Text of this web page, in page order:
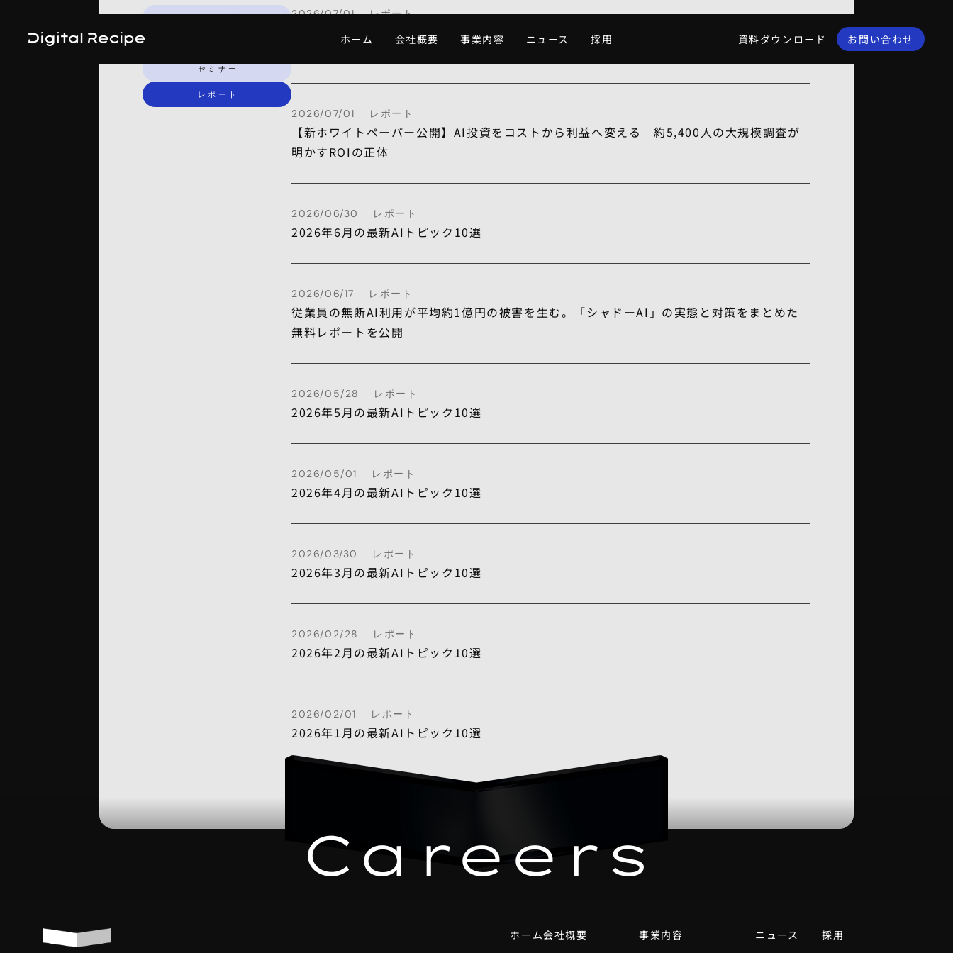
ホーム 会社概要 事業内容 ニュース 採用 資料ダウンロード お問い合わせ
全ての記事
セミナー
レポート
2026/07/01 レポート
【新ホワイトペーパー公開】いまさら聞けないAIガバナンス 非IT経営層のための実践ガイ
2026/07/01 レポート
【新ホワイトペーパー公開】AI投資をコストから利益へ変える 約5,400人の大規模調査が
明かすROIの正体
2026/06/30 レポート
2026年6月の最新AIトピック10選
2026/06/17 レポート
従業員の無断AI利用が平均約1億円の被害を生む。「シャドーAI」の実態と対策をまとめた
無料レポートを公開
2026/05/28 レポート
2026年5月の最新AIトピック10選
2026/05/01 レポート
2026年4月の最新AIトピック10選
2026/03/30 レポート
2026年3月の最新AIトピック10選
2026/02/28 レポート
2026年2月の最新AIトピック10選
2026/02/01 レポート
2026年1月の最新AIトピック10選
Careers
漸進的な成長ではなく、未来の常識を圧倒的なスピードで更新していくことを目指しています。
ホーム会社概要 事業内容 ニュース 採用